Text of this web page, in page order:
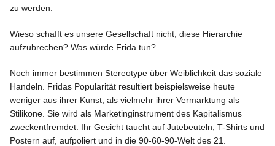
zu werden.
Wieso schafft es unsere Gesellschaft nicht, diese Hierarchie
aufzubrechen? Was würde Frida tun?
Noch immer bestimmen Stereotype über Weiblichkeit das soziale
Handeln. Fridas Popularität resultiert beispielsweise heute
weniger aus ihrer Kunst, als vielmehr ihrer Vermarktung als
Stilikone. Sie wird als Marketinginstrument des Kapitalismus
zweckentfremdet: Ihr Gesicht taucht auf Jutebeuteln, T-Shirts und
Postern auf, aufpoliert und in die 90-60-90-Welt des 21.